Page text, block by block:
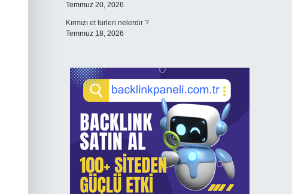
Temmuz 20, 2026
Kırmızı et türleri nelerdir ?
Temmuz 18, 2026